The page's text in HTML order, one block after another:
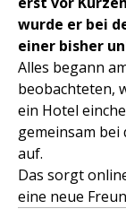
wurde er bei
einer bisher
Alles begann
beobachteten,
ein Hotel
gemeinsam
auf.
Das sorgt
eine neue